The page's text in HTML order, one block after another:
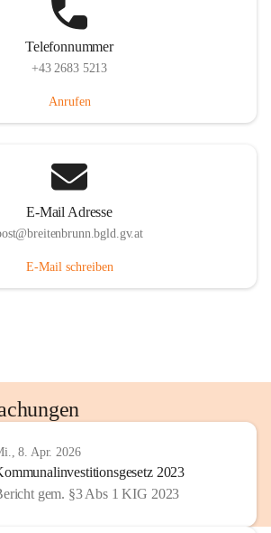
Telefonnummer
+43 2683 5213
Anrufen
E-Mail Adresse
E-Mail schreiben
8. Apr. 2026
2023
gem. §3 Abs 1 KIG 2023